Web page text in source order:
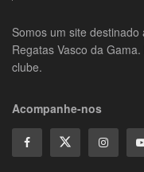
Somos um site
Regatas Vasco da
clube.
Acompanhe-nos